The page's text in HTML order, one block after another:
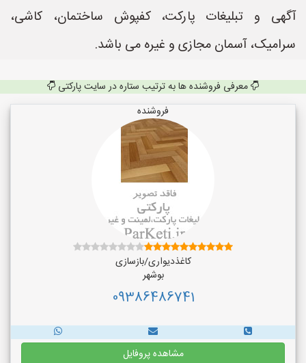
آگهی و تبلیغات پارکت، کفپوش ساختمان، کاشی،
سرامیک، آسمان مجازی و غیره می باشد.
معرفی فروشنده ها به ترتیب ستاره در سایت پارکتی
فروشنده
کاغذدیواری/بازسازی
بوشهر
09386486741
مشاهده پروفایل